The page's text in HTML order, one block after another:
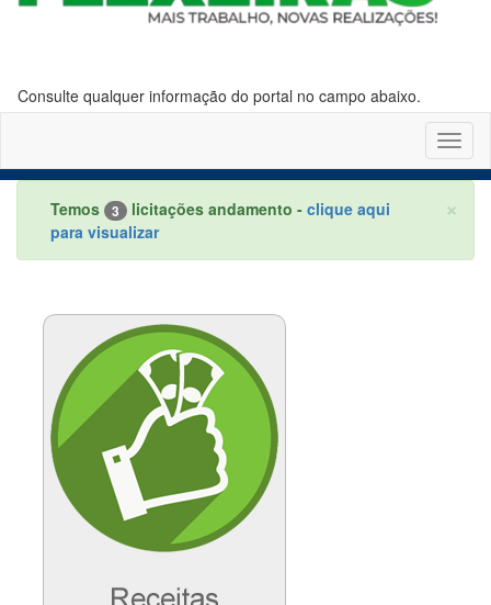
Consulte qualquer informação do portal no campo abaixo.
×
Temos 3 licitações andamento - clique aqui
para visualizar